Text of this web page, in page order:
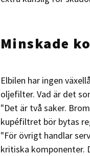
Minskade
Elbilen har ingen
oljefilter. Vad är det
"Det är två saker.
kupéfiltret bör bytas
"För övrigt handlar
kritiska komponenter.